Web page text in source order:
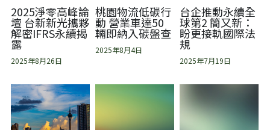
2025淨零高峰論
壇 台新新光攜夥
解密IFRS永續揭
露
2025年8月26日
桃園物流低碳行
動 營業車達50
輛即納入碳盤查
2025年8月4日
台企推動永續全
球第2 簡又新：
盼更接軌國際法
規
2025年7月19日